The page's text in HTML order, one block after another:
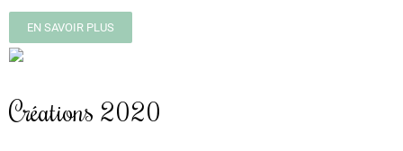
EN SAVOIR PLUS
Créations 2020